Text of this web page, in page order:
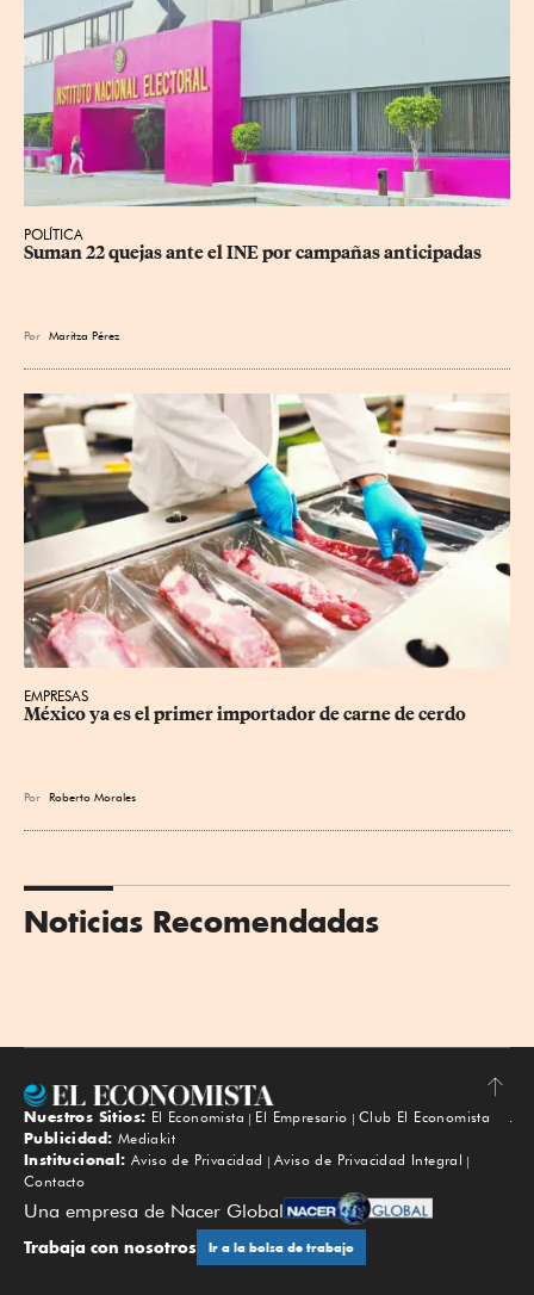
POLÍTICA
Suman 22 quejas ante el INE por campañas anticipadas
Por Maritza Pérez
EMPRESAS
México ya es el primer importador de carne de cerdo
Por Roberto Morales
Noticias Recomendadas
Subir
Nuestros Sitios: El Economista El Empresario
Club El Economista
Publicidad: Mediakit
Institucional: Aviso de Privacidad
Aviso de Privacidad Integral
Contacto
Una empresa de Nacer Global
Trabaja con nosotros Ir a la bolsa de trabajo